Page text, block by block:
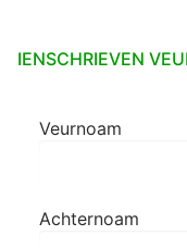
IENSCHRIEVEN
Veurnoam
Achternoam